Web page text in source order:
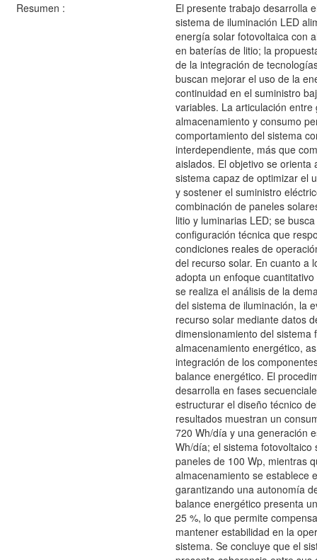
Resumen :
El presente trabajo desarrolla
sistema de iluminación LED
energía solar fotovoltaica con
en baterías de litio; la
de la integración de
buscan mejorar el uso de la
continuidad en el suministro
variables. La articulación entre
almacenamiento y consumo
comportamiento del sistema
interdependiente, más que
aislados. El objetivo se orienta
sistema capaz de optimizar el
y sostener el suministro
combinación de paneles
litio y luminarias LED; se
configuración técnica que
condiciones reales de
del recurso solar. En cuanto a
adopta un enfoque
se realiza el análisis de la
del sistema de iluminación, la
recurso solar mediante datos
dimensionamiento del sistema
almacenamiento energético,
integración de los
balance energético. El
desarrolla en fases
estructurar el diseño técnico
resultados muestran un
720 Wh/día y una generación
Wh/día; el sistema fotovoltaico
paneles de 100 Wp, mientras
almacenamiento se establece
garantizando una autonomía
balance energético presenta
25 %, lo que permite
mantener estabilidad en la
sistema. Se concluye que el